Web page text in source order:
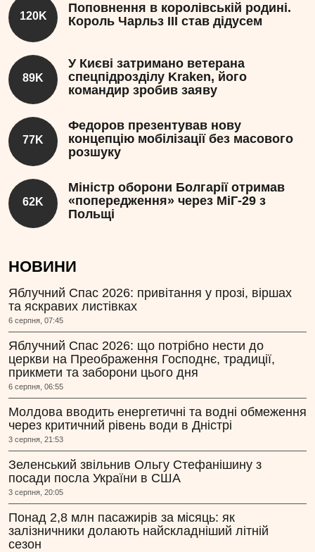
120K
Поповнення в королівській родині.
Король Чарльз III став дідусем
89K
У Києві затримано ветерана
спецпідрозділу Kraken, його
командир зробив заяву
77K
Федоров презентував нову
концепцію мобілізації без масового
розшуку
62K
Міністр оборони Болгарії отримав
«попередження» через МіГ-29 з
Польщі
НОВИНИ
Яблучний Спас 2026: привітання у прозі, віршах
та яскравих листівках
6 серпня, 07:45
Яблучний Спас 2026: що потрібно нести до
церкви на Преображення Господнє, традиції,
прикмети та заборони цього дня
6 серпня, 06:55
Молдова вводить енергетичні та водні обмеження
через критичний рівень води в Дністрі
3 серпня, 21:53
Зеленський звільнив Ольгу Стефанішину з
посади посла України в США
3 серпня, 20:05
Понад 2,8 млн пасажирів за місяць: як
залізничники долають найскладніший літній
сезон